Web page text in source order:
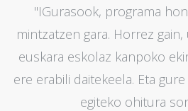
"IGurasook, programa
mintzatzen gara. Horrez
euskara eskolaz kanpoko
ere erabili daitekeela. Eta
egiteko ohitura